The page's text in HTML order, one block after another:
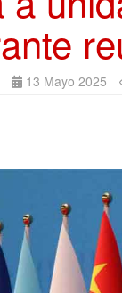
13 Mayo 2025